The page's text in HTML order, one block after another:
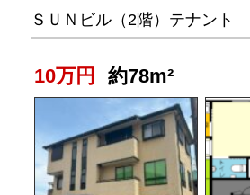
ＳＵＮビル（2階）テナント
10万円 約78m²